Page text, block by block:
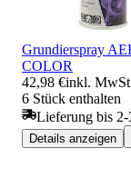
Grundierspray
COLOR
42,98 €inkl.
6 Stück enthalten
Lieferung bis 2-
Details anzeigen